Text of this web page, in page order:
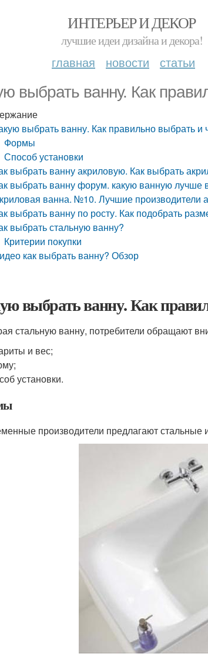
ИНТЕРЬЕР И ДЕКОР
лучшие идеи дизайна и декора!
главная новости статьи
выбрать ванну. Как
выбрать ванну. Как правильно выбрать и
Формы
Способ установки
выбрать ванну акриловую. Как выбрать
выбрать ванну форум. какую ванную лучше
ванна. №10. Лучшие производители
выбрать ванну по росту. Как подобрать
выбрать стальную ванну?
Критерии покупки
как выбрать ванну? Обзор
выбрать ванну. Как
стальную ванну, потребители обращают
и вес;
установки.
производители предлагают стальные